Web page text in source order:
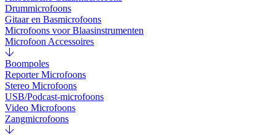
Drummicrofoons
Gitaar en Basmicrofoons
Microfoons voor Blaasinstrumenten
Microfoon Accessoires
Boompoles
Reporter Microfoons
Stereo Microfoons
USB/Podcast-microfoons
Video Microfoons
Zangmicrofoons